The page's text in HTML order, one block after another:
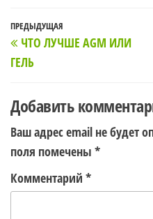
Навигация
по
записям
Предыдущая
запись
ПРЕДЫДУЩАЯ
ЧТО ЛУЧШЕ AGM ИЛИ
ГЕЛЬ
Добавить
Ваш адрес email не будет
поля помечены *
Комментарий *